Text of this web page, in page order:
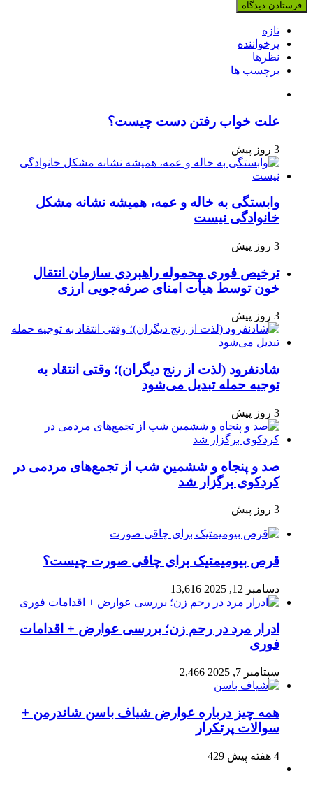
تازه
پرخواننده
نظرها
برچسب ها
علت خواب رفتن دست چیست؟
3 روز پیش
وابستگی به خاله و عمه، همیشه نشانه مشکل
خانوادگی نیست
3 روز پیش
ترخیص فوری محموله راهبردی سازمان انتقال
خون توسط هیأت امنای صرفه‌جویی ارزی
3 روز پیش
شادنفرود (لذت از رنج دیگران)؛ وقتی انتقاد به
توجیه حمله تبدیل می‌شود
3 روز پیش
صد و پنجاه‌ و ششمین شب از تجمع‌های مردمی در
کردکوی برگزار شد
3 روز پیش
قرص بیومیمتیک برای چاقی صورت چیست؟
دسامبر 12, 2025 13,616
ادرار مرد در رحم زن؛ بررسی عوارض + اقدامات
فوری
سپتامبر 7, 2025 2,466
همه چیز درباره عوارض شیاف باسن شاندرمن +
سوالات پرتکرار
4 هفته پیش 429